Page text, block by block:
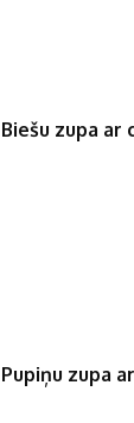
Biešu zupa ar
Pupiņu zupa